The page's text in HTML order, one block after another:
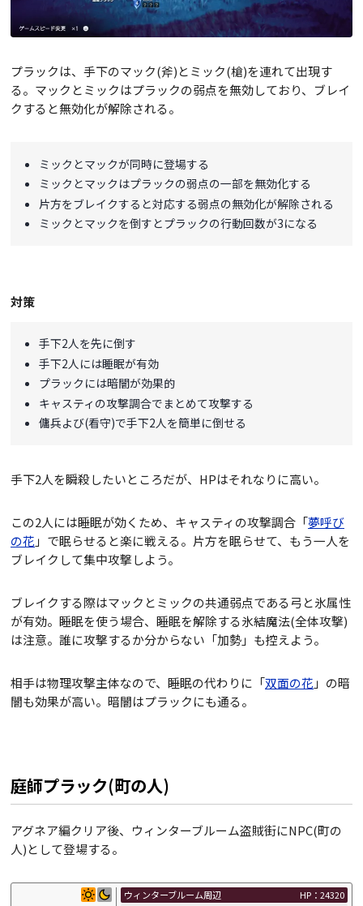
プラックは、手下のマック(斧)とミック(槍)を連れて出現す
る。マックとミックはプラックの弱点を無効しており、ブレイ
クすると無効化が解除される。
ミックとマックが同時に登場する
ミックとマックはプラックの弱点の一部を無効化する
片方をブレイクすると対応する弱点の無効化が解除される
ミックとマックを倒すとプラックの行動回数が3になる
対策
手下2人を先に倒す
手下2人には睡眠が有効
プラックには暗闇が効果的
キャスティの攻撃調合でまとめて攻撃する
傭兵よび(看守)で手下2人を簡単に倒せる
手下2人を瞬殺したいところだが、HPはそれなりに高い。
この2人には睡眠が効くため、キャスティの攻撃調合「夢呼び
の花 」で眠らせると楽に戦える。片方を眠らせて、もう一人を
ブレイクして集中攻撃しよう。
ブレイクする際はマックとミックの共通弱点である弓と氷属性
が有効。睡眠を使う場合、睡眠を解除する氷結魔法(全体攻撃)
は注意。誰に攻撃するか分からない「加勢」も控えよう。
相手は物理攻撃主体なので、睡眠の代わりに「双面の花 」の暗
闇も効果が高い。暗闇はプラックにも通る。
庭師プラック(町の人)
アグネア編クリア後、ウィンターブルーム盗賊街にNPC(町の
人)として登場する。
ウィンターブルーム周辺 HP：24320